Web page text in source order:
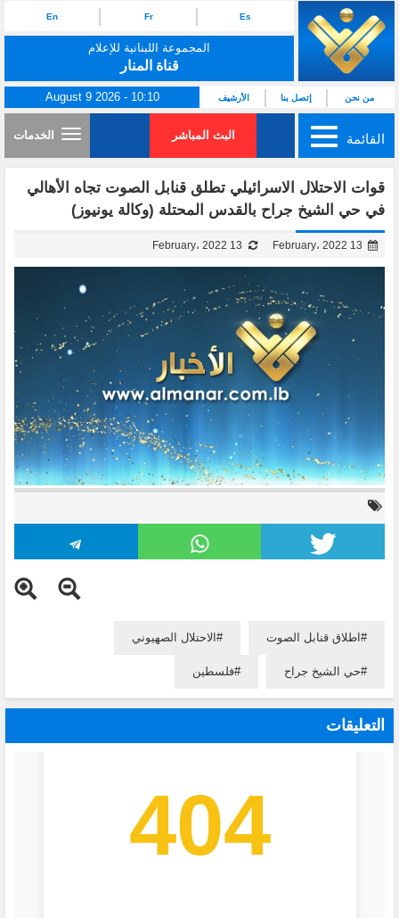
Es
Fr
En
المجموعة اللبنانية للإعلام
قناة المنار
من نحن إتصل بنا الأرشيف August 9 2026 - 10:10
القائمة البث المباشر الخدمات
قوات الاحتلال الاسرائيلي تطلق قنابل الصوت تجاه الأهالي
في حي الشيخ جراح بالقدس المحتلة (وكالة يونيوز)
اطلاق قنابل الصوت الاحتلال الصهيوني
حي الشيخ جراح فلسطين
التعليقات